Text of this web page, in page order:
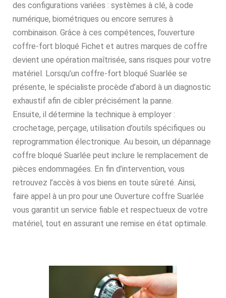
des configurations variées : systèmes à clé, à code
numérique, biométriques ou encore serrures à
combinaison. Grâce à ces compétences, l’ouverture
coffre-fort bloqué Fichet et autres marques de coffre
devient une opération maîtrisée, sans risques pour votre
matériel. Lorsqu’un coffre-fort bloqué Suarlée se
présente, le spécialiste procède d’abord à un diagnostic
exhaustif afin de cibler précisément la panne.
Ensuite, il détermine la technique à employer :
crochetage, perçage, utilisation d’outils spécifiques ou
reprogrammation électronique. Au besoin, un dépannage
coffre bloqué Suarlée peut inclure le remplacement de
pièces endommagées. En fin d’intervention, vous
retrouvez l’accès à vos biens en toute sûreté. Ainsi,
faire appel à un pro pour une Ouverture coffre Suarlée
vous garantit un service fiable et respectueux de votre
matériel, tout en assurant une remise en état optimale.